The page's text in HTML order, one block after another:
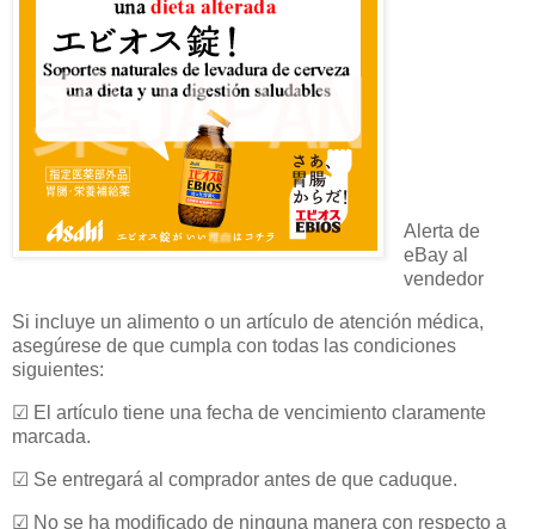
Alerta de
eBay al
vendedor
Si incluye un alimento o un artículo de atención médica,
asegúrese de que cumpla con todas las condiciones
siguientes:
☑ El artículo tiene una fecha de vencimiento claramente
marcada.
☑ Se entregará al comprador antes de que caduque.
☑ No se ha modificado de ninguna manera con respecto a